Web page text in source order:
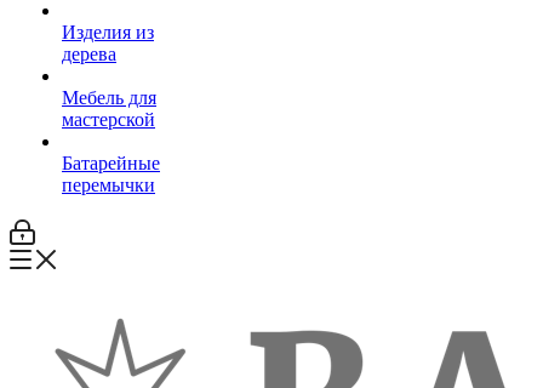
Изделия из
дерева
Мебель для
мастерской
Батарейные
перемычки